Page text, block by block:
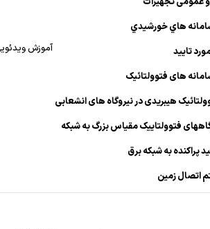
هاي خورشيدي
تایید
های فتوولتائیک
هیبریدی در نیروگاه های انشعابی
فتوولتاییک مقیاس بزرگ به شبکه
پراکنده به شبکه برق
اتصال زمین
آموزش ویدئویی